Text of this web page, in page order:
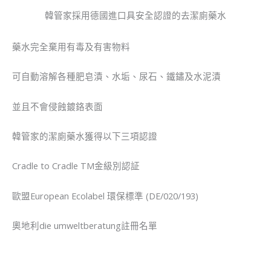
韓管家採用德國進口具安全認證的去潔廁藥水
藥水完全棄用有毒及有害物料
可自動溶解各種肥皂漬、水垢、尿石、鐵鏽及水泥漬
並且不會侵蝕鍍鉻表面
韓管家的潔廁藥水獲得以下三項認證
Cradle to Cradle TM金級別認証
歐盟European Ecolabel 環保標準 (DE/020/193)
奧地利die umweltberatung註冊名單